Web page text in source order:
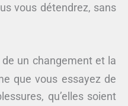
vous détendrez, sans
un changement et la
que vous essayez de
qu’elles soient